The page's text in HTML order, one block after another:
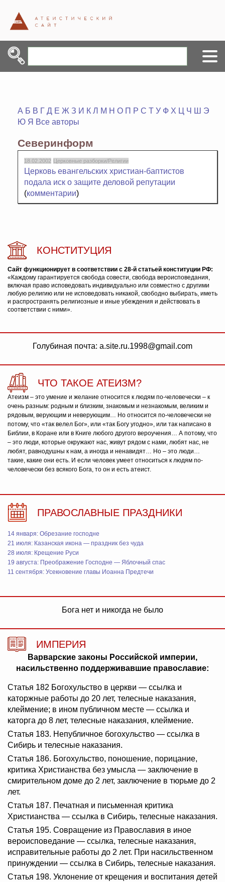
А Б В Г Д Е Ж З И К Л М Н О П Р С Т У Ф Х Ц Ч Ш
Э
Ю Я Все авторы
Северинформ
18.02.2002 Церковные разборки/Религии
Церковь евангельских христиан-баптистов
подала иск о защите деловой репутации
(комментарии)
КОНСТИТУЦИЯ
Сайт функционирует в соответствии с 28-й статьей конституции РФ:
«Каждому гарантируется свобода совести, свобода вероисповедания,
включая право исповедовать индивидуально или совместно с другими
любую религию или не исповедовать никакой, свободно выбирать, иметь
и распространять религиозные и иные убеждения и действовать в
соответствии с ними».
Голубиная почта: a.site.ru.1998@gmail.com
ЧТО ТАКОЕ АТЕИЗМ?
Атеизм – это умение и желание относится к людям по-человечески – к
очень разным: родным и близким, знакомым и незнакомым, великим и
рядовым, верующим и неверующим… Но относится по-человечески не
потому, что «так велел Бог», или «так Богу угодно», или так написано в
Библии, в Коране или в Книге любого другого вероучения… А потому, что
– это люди, которые окружают нас, живут рядом с нами, любят нас, не
любят, равнодушны к нам, а иногда и ненавидят… Но – это люди…
такие, какие они есть. И если человек умеет относиться к людям по-
человечески без всякого Бога, то он и есть атеист.
ПРАВОСЛАВНЫЕ ПРАЗДНИКИ
14 января: Обрезание господне
21 июля: Казанская икона — праздник без чуда
28 июля: Крещение Руси
19 августа: Преображение Господне — Яблочный спас
11 сентября: Усекновение главы Иоанна Предтечи
Бога нет и никогда не было
ИМПЕРИЯ
Варварские законы Российской империи,
насильственно поддерживавшие православие:
Статья 182 Богохульство в церкви — ссылка и
каторжные работы до 20 лет, телесные наказания,
клеймение; в ином публичном месте — ссылка и
каторга до 8 лет, телесные наказания, клеймение.
Статья 183. Непубличное богохульство — ссылка в
Сибирь и телесные наказания.
Статья 186. Богохульство, поношение, порицание,
критика Христианства без умысла — заключение в
смирительном доме до 2 лет, заключение в тюрьме до 2
лет.
Статья 187. Печатная и письменная критика
Христианства — ссылка в Сибирь, телесные наказания.
Статья 195. Совращение из Православия в иное
вероисповедание — ссылка, телесные наказания,
исправительные работы до 2 лет. При насильственном
принуждении — ссылка в Сибирь, телесные наказания.
Статья 198. Уклонение от крещения и воспитания детей